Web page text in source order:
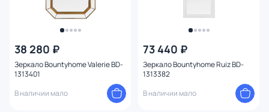
38 280 ₽
Зеркало Bountyhome Valerie BD-
1313401
В наличии мало
73 440 ₽
Зеркало Bountyhome Ruiz BD-
1313382
В наличии мало